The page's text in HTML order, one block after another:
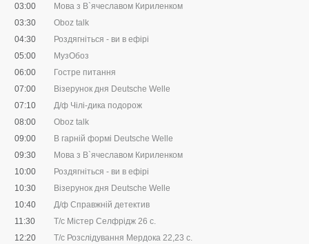
03:00
Мова з В`ячеславом Кириленком
03:30
Oboz talk
04:30
Роздягніться - ви в ефірі
05:00
МузОбоз
06:00
Гостре питання
07:00
Візерунок дня Deutsche Welle
07:10
Д/ф Чілі-дика подорож
08:00
Oboz talk
09:00
В гарній формі Deutsche Welle
09:30
Мова з В`ячеславом Кириленком
10:00
Роздягніться - ви в ефірі
10:30
Візерунок дня Deutsche Welle
10:40
Д/ф Справжній детектив
11:30
Т/с Містер Селфрідж 26 с.
12:20
Т/с Розслідування Мердока 22,23 c.